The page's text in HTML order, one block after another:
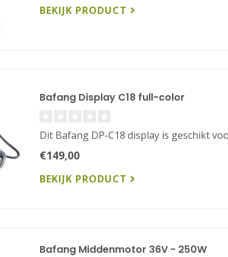
BEKIJK PRODUCT
Bafang Display C18 full-color
Dit Bafang DP-C18 display is geschikt
€149,00
BEKIJK PRODUCT
Bafang Middenmotor 36V - 250W